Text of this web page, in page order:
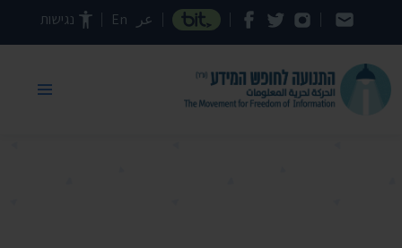
דילוג לתוכן העמוד عر En נגישות